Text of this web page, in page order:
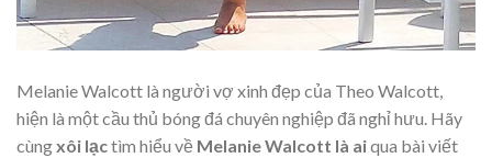
Melanie Walcott là người vợ xinh đẹp của Theo Walcott,
hiện là một cầu thủ bóng đá chuyên nghiệp đã nghỉ hưu. Hãy
cùngxôi lạctìm hiểu về Melanie Walcott là aiqua bài viết